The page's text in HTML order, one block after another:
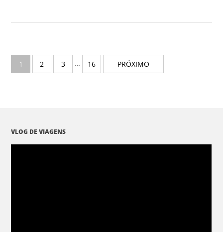
1 2 3 … 16 PRÓXIMO
VLOG DE VIAGENS